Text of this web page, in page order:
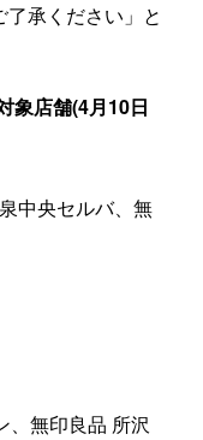
承ください」と
象店舗(4月10日
中央セルバ、無
、無印良品 所沢